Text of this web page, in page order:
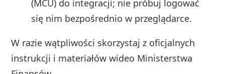
(MCU) do integracji; nie próbuj logować
się nim bezpośrednio w przeglądarce.
W razie wątpliwości skorzystaj z oficjalnych
instrukcji i materiałów wideo Ministerstwa